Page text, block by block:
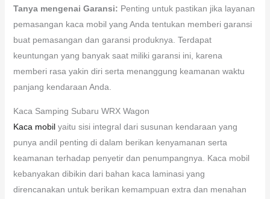
Tanya mengenai Garansi: Penting untuk pastikan jika layanan
pemasangan kaca mobil yang Anda tentukan memberi garansi
buat pemasangan dan garansi produknya. Terdapat
keuntungan yang banyak saat miliki garansi ini, karena
memberi rasa yakin diri serta menanggung keamanan waktu
panjang kendaraan Anda.
Kaca Samping Subaru WRX Wagon
Kaca mobilyaitu sisi integral dari susunan kendaraan yang
punya andil penting di dalam berikan kenyamanan serta
keamanan terhadap penyetir dan penumpangnya. Kaca mobil
kebanyakan dibikin dari bahan kaca laminasi yang
direncanakan untuk berikan kemampuan extra dan menahan